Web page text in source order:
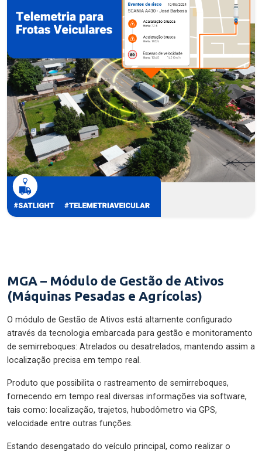
MGA – Módulo de Gestão de Ativos
(Máquinas Pesadas e Agrícolas)
O módulo de Gestão de Ativos está altamente configurado
através da tecnologia embarcada para gestão e monitoramento
de semirreboques: Atrelados ou desatrelados, mantendo assim a
localização precisa em tempo real.
Produto que possibilita o rastreamento de semirreboques,
fornecendo em tempo real diversas informações via software,
tais como: localização, trajetos, hubodômetro via GPS,
velocidade entre outras funções.
Estando desengatado do veículo principal, como realizar o